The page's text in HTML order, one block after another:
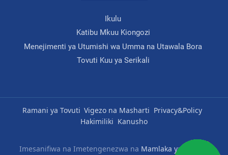
Ikulu
Katibu Mkuu Kiongozi
Menejimenti ya Utumishi wa Umma na Utawala Bora
Tovuti Kuu ya Serikali
Ramani ya Tovuti Vigezo na Masharti Privacy&Policy
Hakimiliki Kanusho
Imesanifiwa na Imetengenezwa na Mamlaka ya Serikali